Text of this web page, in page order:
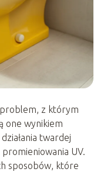
problem, z którym
one wynikiem
twardej
UV.
sposobów, które